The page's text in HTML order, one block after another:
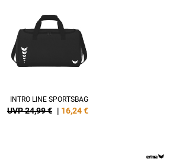
INTRO LINE SPORTSBAG
UVP 24,99 € | 16,24€